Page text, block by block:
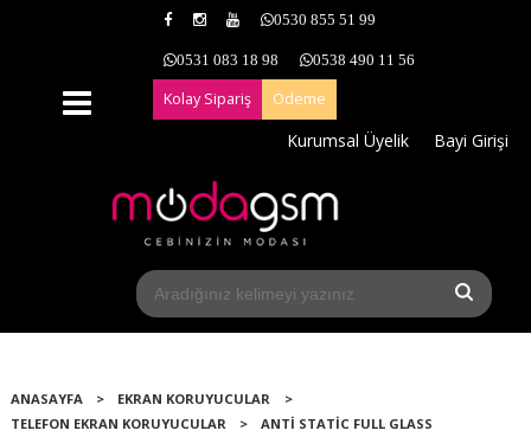
0530 855 51 99
0531 083 18 98 0538 490 11 56
Kolay Sipariş Ödeme
Kurumsal Üyelik Bayi Girişi
ANASAYFA > EKRAN KORUYUCULAR
>
TELEFON EKRAN KORUYUCULAR
> ANTI STATIC FULL GLASS